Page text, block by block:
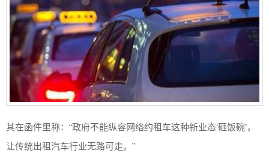
其在函件里称：“政府不能纵容网络约租车这种新业态‘砸饭碗’，
让传统出租汽车行业无路可走。”